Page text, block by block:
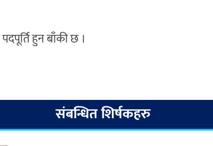
हुन बाँकी छ ।
संबन्धित शिर्षकहरु